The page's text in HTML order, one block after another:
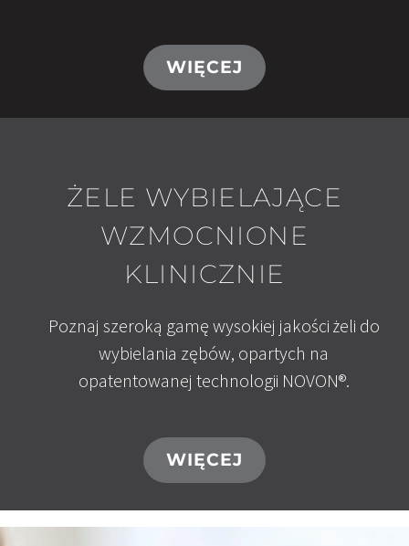
WIĘCEJ
ŻELE WYBIELAJĄCE
WZMOCNIONE
KLINICZNIE
Poznaj szeroką gamę wysokiej jakości żeli do
wybielania zębów, opartych na
opatentowanej technologii NOVON®.
WIĘCEJ